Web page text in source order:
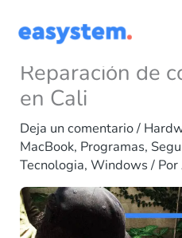
Reparación de
en Cali
Deja un comentario/
MacBook, Programas,
Tecnologia,Windows / Por